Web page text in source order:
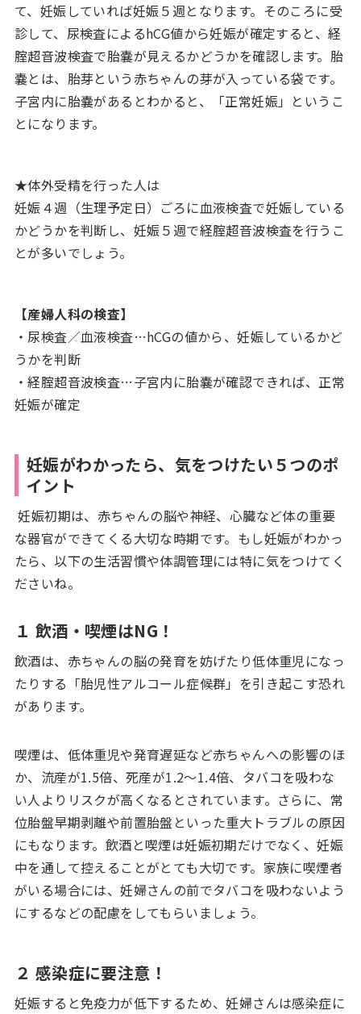
て、妊娠していれば妊娠５週となります。そのころに受
診して、尿検査によるhCG値から妊娠が確定すると、経
腟超音波検査で胎嚢が見えるかどうかを確認します。胎
嚢とは、胎芽という赤ちゃんの芽が入っている袋です。
子宮内に胎嚢があるとわかると、「正常妊娠」というこ
とになります。
★体外受精を行った人は
妊娠４週（生理予定日）ごろに血液検査で妊娠している
かどうかを判断し、妊娠５週で経腟超音波検査を行うこ
とが多いでしょう。
【産婦人科の検査】
・尿検査／血液検査…hCGの値から、妊娠しているかど
うかを判断
・経腟超音波検査…子宮内に胎嚢が確認できれば、正常
妊娠が確定
妊娠がわかったら、気をつけたい５つのポ
イント
妊娠初期は、赤ちゃんの脳や神経、心臓など体の重要
な器官ができてくる大切な時期です。もし妊娠がわかっ
たら、以下の生活習慣や体調管理には特に気をつけてく
ださいね。
１ 飲酒・喫煙はNG ！
飲酒は、赤ちゃんの脳の発育を妨げたり低体重児になっ
たりする「胎児性アルコール症候群」を引き起こす恐れ
があります。
喫煙は、低体重児や発育遅延など赤ちゃんへの影響のほ
か、流産が1.5倍、死産が1.2～1.4倍、タバコを吸わな
い人よりリスクが高くなるとされています。さらに、常
位胎盤早期剥離や前置胎盤といった重大トラブルの原因
にもなります。飲酒と喫煙は妊娠初期だけでなく、妊娠
中を通して控えることがとても大切です。家族に喫煙者
がいる場合には、妊婦さんの前でタバコを吸わないよう
にするなどの配慮をしてもらいましょう。
２ 感染症に要注意！
妊娠すると免疫力が低下するため、妊婦さんは感染症に